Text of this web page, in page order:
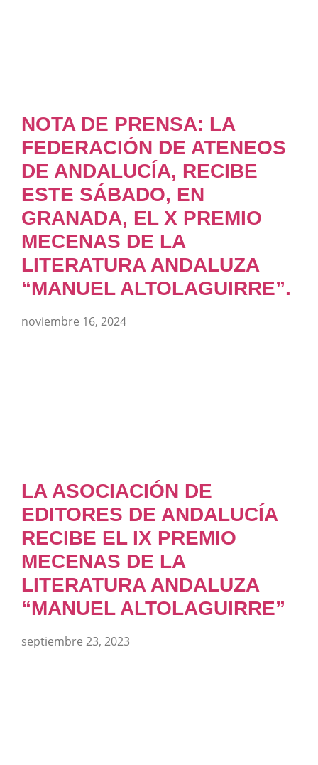
NOTA DE PRENSA: LA
FEDERACIÓN DE ATENEOS
DE ANDALUCÍA, RECIBE
ESTE SÁBADO, EN
GRANADA, EL X PREMIO
MECENAS DE LA
LITERATURA ANDALUZA
“MANUEL ALTOLAGUIRRE”.
noviembre 16, 2024
LA ASOCIACIÓN DE
EDITORES DE ANDALUCÍA
RECIBE EL IX PREMIO
MECENAS DE LA
LITERATURA ANDALUZA
“MANUEL ALTOLAGUIRRE”
septiembre 23, 2023